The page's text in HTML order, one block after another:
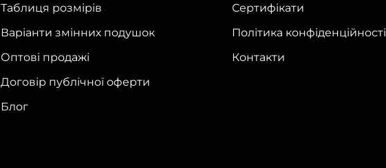
Таблиця розмірів
Варіанти змінних подушок
Оптові продажі
Договір публічної оферти
Блог
Сертифікати
Політика конфіденційності
Контакти